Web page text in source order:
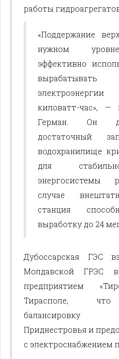
работы
«Поддержание
нужном
эффективно
киловатт-час», —
Герман. Он
достаточный
водохранилище
для
энергосистемы
случае
станция
выработку до 24
Дубоссарская ГЭС
Молдавской ГРЭС
предприятием
Тирасполе, что
балансировку
Приднестровья и
с электроснабжением